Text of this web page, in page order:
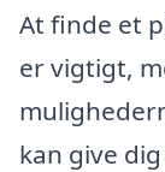
At finde et
er vigtigt,
kan give